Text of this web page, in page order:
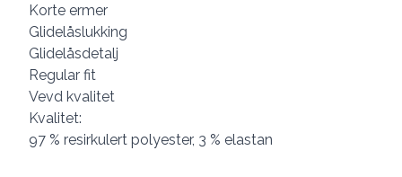
Korte ermer
Glidelåslukking
Glidelåsdetalj
Regular fit
Vevd kvalitet
Kvalitet:
97 % resirkulert polyester, 3 % elastan